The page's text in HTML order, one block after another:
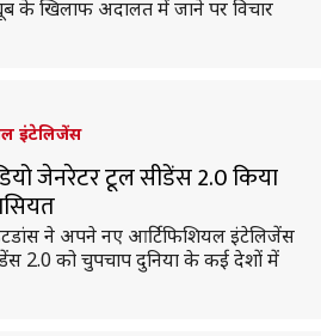
के खिलाफ अदालत में जाने पर विचार
इंटेलिजेंस
जेनरेटर टूल सीडेंस 2.0 किया
ने अपने नए आर्टिफिशियल इंटेलिजेंस
2.0 को चुपचाप दुनिया के कई देशों में